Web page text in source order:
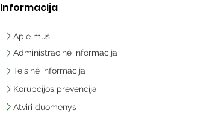
Informacija
Apie mus
Administracinė informacija
Teisinė informacija
Korupcijos prevencija
Atviri duomenys